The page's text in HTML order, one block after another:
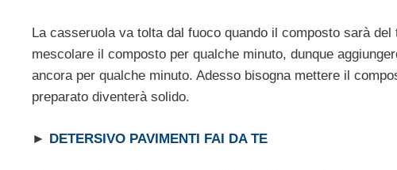
La casseruola va tolta dal fuoco quando il composto sarà
mescolare il composto per qualche minuto, dunque
ancora per qualche minuto. Adesso bisogna mettere il
preparato diventerà solido.
► DETERSIVO PAVIMENTI FAI DA TE